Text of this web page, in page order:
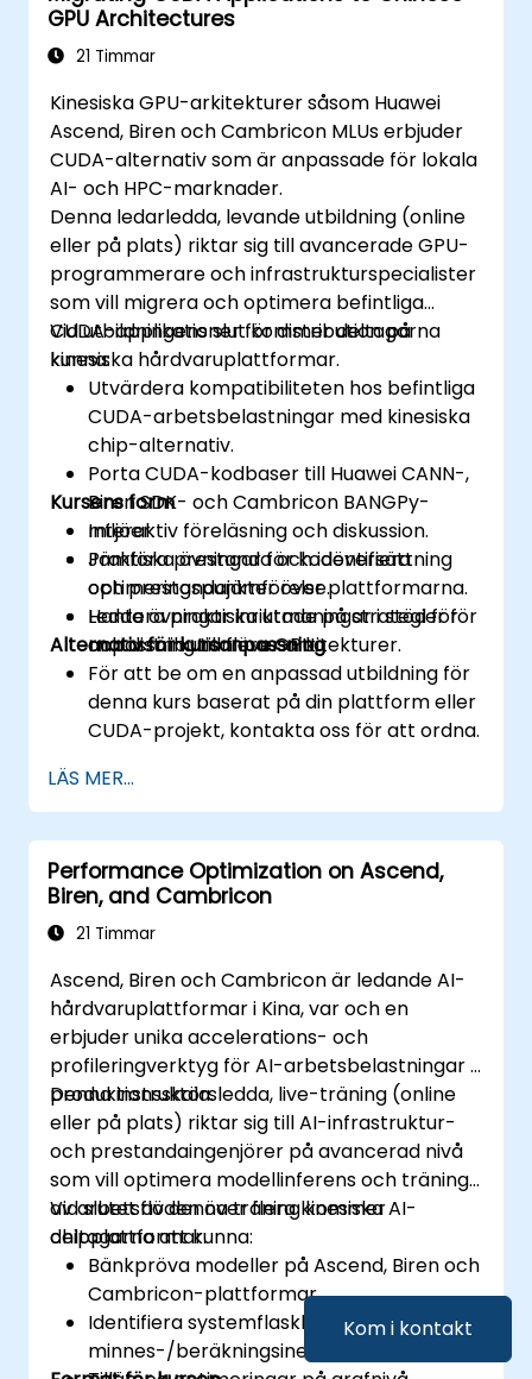
Kom i kontakt
GPU Architectures
21 Timmar
Kinesiska GPU-arkitekturer såsom Huawei
Ascend, Biren och Cambricon MLUs erbjuder
CUDA-alternativ som är anpassade för lokala
AI- och HPC-marknader.
Denna ledarledda, levande utbildning (online
eller på plats) riktar sig till avancerade GPU-
programmerare och infrastrukturspecialister
som vill migrera och optimera befintliga
CUDA-applikationer för distribution på
kinesiska hårdvaruplattformar.
Vid utbildningens slut kommer deltagarna
kunna:
Utvärdera kompatibiliteten hos befintliga
CUDA-arbetsbelastningar med kinesiska
chip-alternativ.
Porta CUDA-kodbaser till Huawei CANN-,
Biren SDK- och Cambricon BANGPy-
miljöer.
Jämföra prestanda och identifiera
optimeringspunkter över plattformarna.
Hantera praktiska utmaningar i stöd för
och distribution över arkitekturer.
Kursens form
Interaktiv föreläsning och diskussion.
Praktiska övningar för kodöversättning
och prestandajämförelse.
Ledda övningar inriktade på strategier för
anpassning till flera GPU.
Alternativ för kursanpassning
För att be om en anpassad utbildning för
denna kurs baserat på din plattform eller
CUDA-projekt, kontakta oss för att ordna.
LÄS MER...
Performance Optimization on Ascend,
Biren, and Cambricon
21 Timmar
Ascend, Biren och Cambricon är ledande AI-
hårdvaruplattformar i Kina, var och en
erbjuder unika accelerations- och
profileringverktyg för AI-arbetsbelastningar i
produktionsskala.
Denna instruktörsledda, live-träning (online
eller på plats) riktar sig till AI-infrastruktur-
och prestandaingenjörer på avancerad nivå
som vill optimera modellinferens och träning
av arbetsflöden över flera kinesiska AI-
chipplattformar.
Vid slutet av denna träning kommer
deltagarna att kunna:
Bänkpröva modeller på Ascend, Biren och
Cambricon-plattformar.
Identifiera systemflaskhalsar och
minnes-/beräkningsineffektivitet.